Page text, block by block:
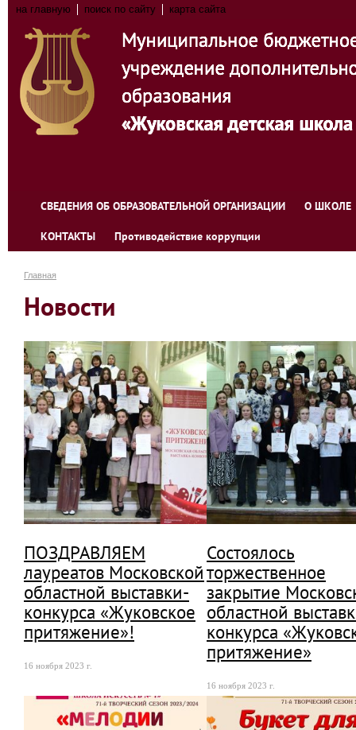
на главную поиск по сайту карта сайта
СВЕДЕНИЯ ОБ ОБРАЗОВАТЕЛЬНОЙ ОРГАНИЗАЦИИ О ШКОЛЕ
КОНТАКТЫ Противодействие коррупции
Главная
Новости
ПОЗДРАВЛЯЕМ
лауреатов Московской
областной выставки-
конкурса «Жуковское
притяжение»!
16 ноября 2023 г.
Состоялось
торжественное
закрытие
областной
конкурса
притяжение»
16 ноября 2023 г.